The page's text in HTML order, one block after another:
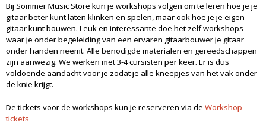
Bij Sommer Music Store kun je workshops volgen om te leren hoe je je
gitaar beter kunt laten klinken en spelen, maar ook hoe je je eigen
gitaar kunt bouwen. Leuk en interessante doe het zelf workshops
waar je onder begeleiding van een ervaren gitaarbouwer je gitaar
onder handen neemt. Alle benodigde materialen en gereedschappen
zijn aanwezig. We werken met 3-4 cursisten per keer. Er is dus
voldoende aandacht voor je zodat je alle kneepjes van het vak onder
de knie krijgt.
De tickets voor de workshops kun je reserveren via de Workshop
tickets